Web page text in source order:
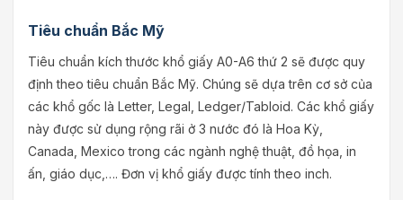
Tiêu chuẩn Bắc Mỹ
Tiêu chuẩn kích thước khổ giấy A0-A6 thứ 2 sẽ được quy
định theo tiêu chuẩn Bắc Mỹ. Chúng sẽ dựa trên cơ sở của
các khổ gốc là Letter, Legal, Ledger/Tabloid. Các khổ giấy
này được sử dụng rộng rãi ở 3 nước đó là Hoa Kỳ,
Canada, Mexico trong các ngành nghệ thuật, đồ họa, in
ấn, giáo dục,…. Đơn vị khổ giấy được tính theo inch.